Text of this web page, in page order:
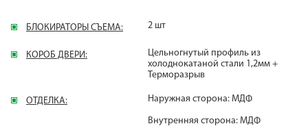
БЛОКИРАТОРЫ СЪЕМА: 2 шт
КОРОБ ДВЕРИ:
Цельногнутый профиль из
холоднокатаной стали 1,2мм +
Терморазрыв
ОТДЕЛКА: Наружная сторона: МДФ
Внутренняя сторона: МДФ